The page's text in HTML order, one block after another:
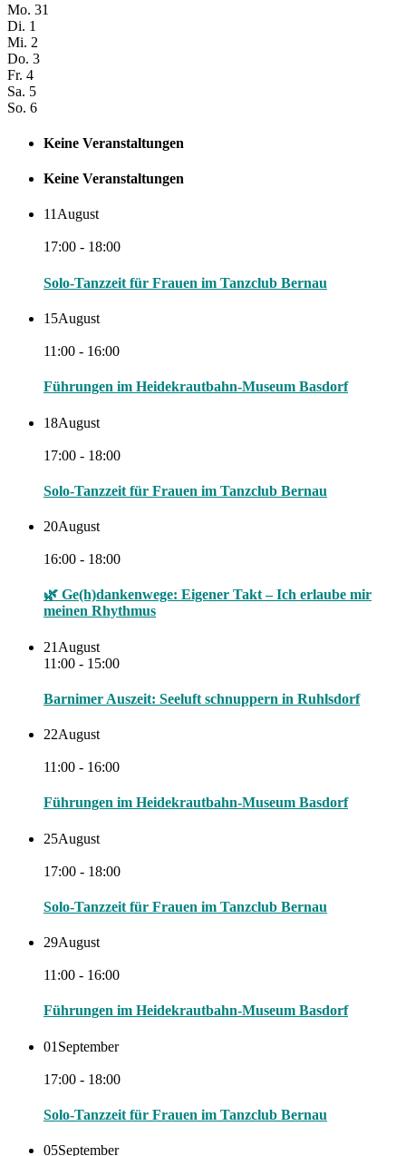
Mo. 31
Di. 1
Mi. 2
Do. 3
Fr. 4
Sa. 5
So. 6
Keine Veranstaltungen
Keine Veranstaltungen
11August
17:00 - 18:00
Solo-Tanzzeit für Frauen im Tanzclub Bernau
15August
11:00 - 16:00
Führungen im Heidekrautbahn-Museum Basdorf
18August
17:00 - 18:00
Solo-Tanzzeit für Frauen im Tanzclub Bernau
20August
16:00 - 18:00
🌿 Ge(h)dankenwege: Eigener Takt – Ich erlaube mir
meinen Rhythmus
21 August
11:00 - 15:00
Barnimer Auszeit: Seeluft schnuppern in Ruhlsdorf
22August
11:00 - 16:00
Führungen im Heidekrautbahn-Museum Basdorf
25August
17:00 - 18:00
Solo-Tanzzeit für Frauen im Tanzclub Bernau
29August
11:00 - 16:00
Führungen im Heidekrautbahn-Museum Basdorf
01 September
17:00 - 18:00
Solo-Tanzzeit für Frauen im Tanzclub Bernau
05September